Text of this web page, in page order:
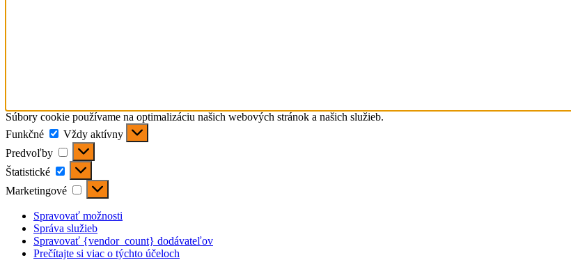
Súbory cookie používame na optimalizáciu našich webových stránok a našich služieb.
Funkčné
Funkčné
Vždy aktívny
Predvoľby
Predvoľby
Štatistické Štatistické
Marketingové Marketingové
Spravovať možnosti
Správa služieb
Spravovať {vendor_count} dodávateľov
Prečítajte si viac o týchto účeloch